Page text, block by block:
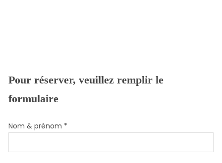
Pour réserver, veuillez remplir le
formulaire
Nom & prénom *